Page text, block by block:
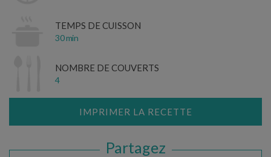
TEMPS DE CUISSON
30 min
NOMBRE DE COUVERTS
4
IMPRIMER LA RECETTE
Partagez